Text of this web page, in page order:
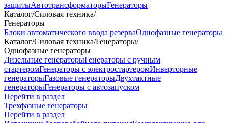
защитыАвтотрансформаторыГенераторы
Каталог/Силовая техника/
Генераторы
Блоки автоматического ввода резерваОднофазные генераторы
Каталог/Силовая техника/Генераторы/
Однофазные генераторы
Дизельные генераторыГенераторы с ручным
стартеромГенераторы с электростартеромИнверторные
генераторыГазовые генераторыДвухтактные
генераторыГенераторы с автозапуском
Перейти в раздел
Трехфазные генераторы
Перейти в раздел